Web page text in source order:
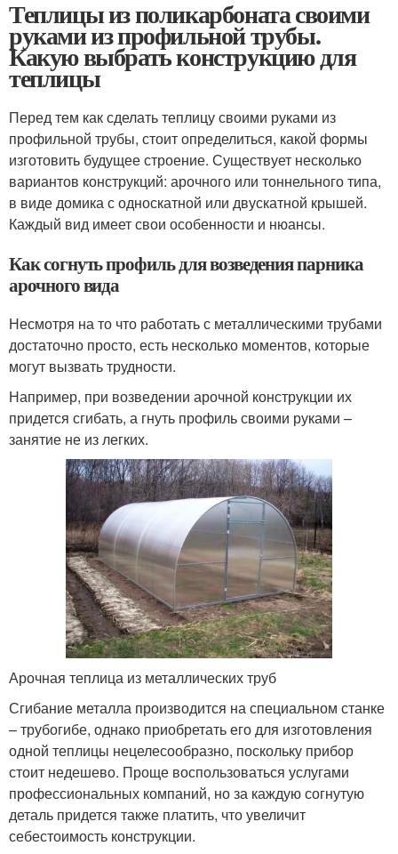
Теплицы из поликарбоната своими
руками из профильной трубы.
Какую выбрать конструкцию для
теплицы
Перед тем как сделать теплицу своими руками из
профильной трубы, стоит определиться, какой формы
изготовить будущее строение. Существует несколько
вариантов конструкций: арочного или тоннельного типа,
в виде домика с односкатной или двускатной крышей.
Каждый вид имеет свои особенности и нюансы.
Как согнуть профиль для возведения парника
арочного вида
Несмотря на то что работать с металлическими трубами
достаточно просто, есть несколько моментов, которые
могут вызвать трудности.
Например, при возведении арочной конструкции их
придется сгибать, а гнуть профиль своими руками –
занятие не из легких.
Арочная теплица из металлических труб
Сгибание металла производится на специальном станке
– трубогибе, однако приобретать его для изготовления
одной теплицы нецелесообразно, поскольку прибор
стоит недешево. Проще воспользоваться услугами
профессиональных компаний, но за каждую согнутую
деталь придется также платить, что увеличит
себестоимость конструкции.